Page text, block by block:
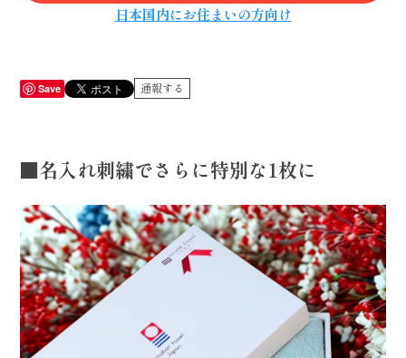
日本国内にお住まいの方向け
Save 通報する
■名入れ刺繍でさらに特別な1枚に